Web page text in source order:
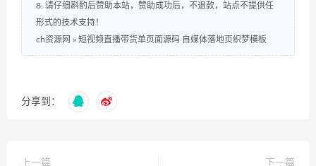
8. 请仔细斟酌后赞助本站，赞助成功后，不退款，站点不提供任
形式的技术支持！
ch资源网 » 短视频直播带货单页面源码 自媒体落地页织梦模板
分享到：
上一篇
下一篇